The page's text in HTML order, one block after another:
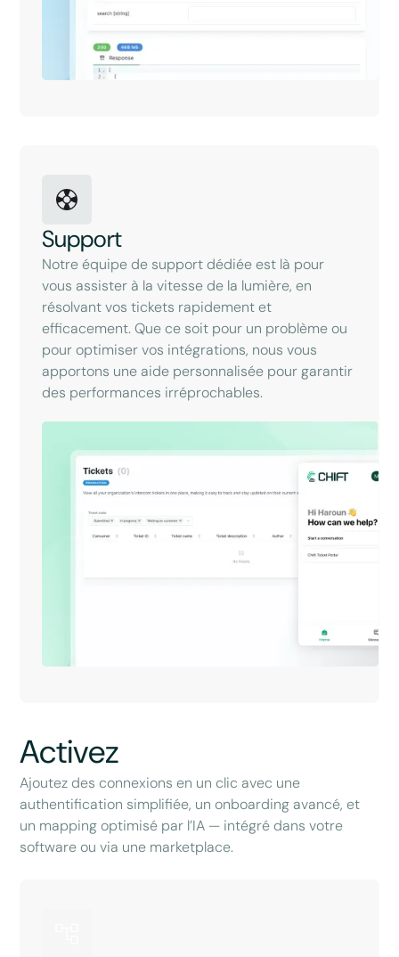
Support
Notre équipe de support dédiée est là pour
vous assister à la vitesse de la lumière, en
résolvant vos tickets rapidement et
efficacement. Que ce soit pour un problème ou
pour optimiser vos intégrations, nous vous
apportons une aide personnalisée pour garantir
des performances irréprochables.
Activez
Ajoutez des connexions en un clic avec une
authentification simplifiée, un onboarding avancé, et
un mapping optimisé par l’IA — intégré dans votre
software ou via une marketplace.